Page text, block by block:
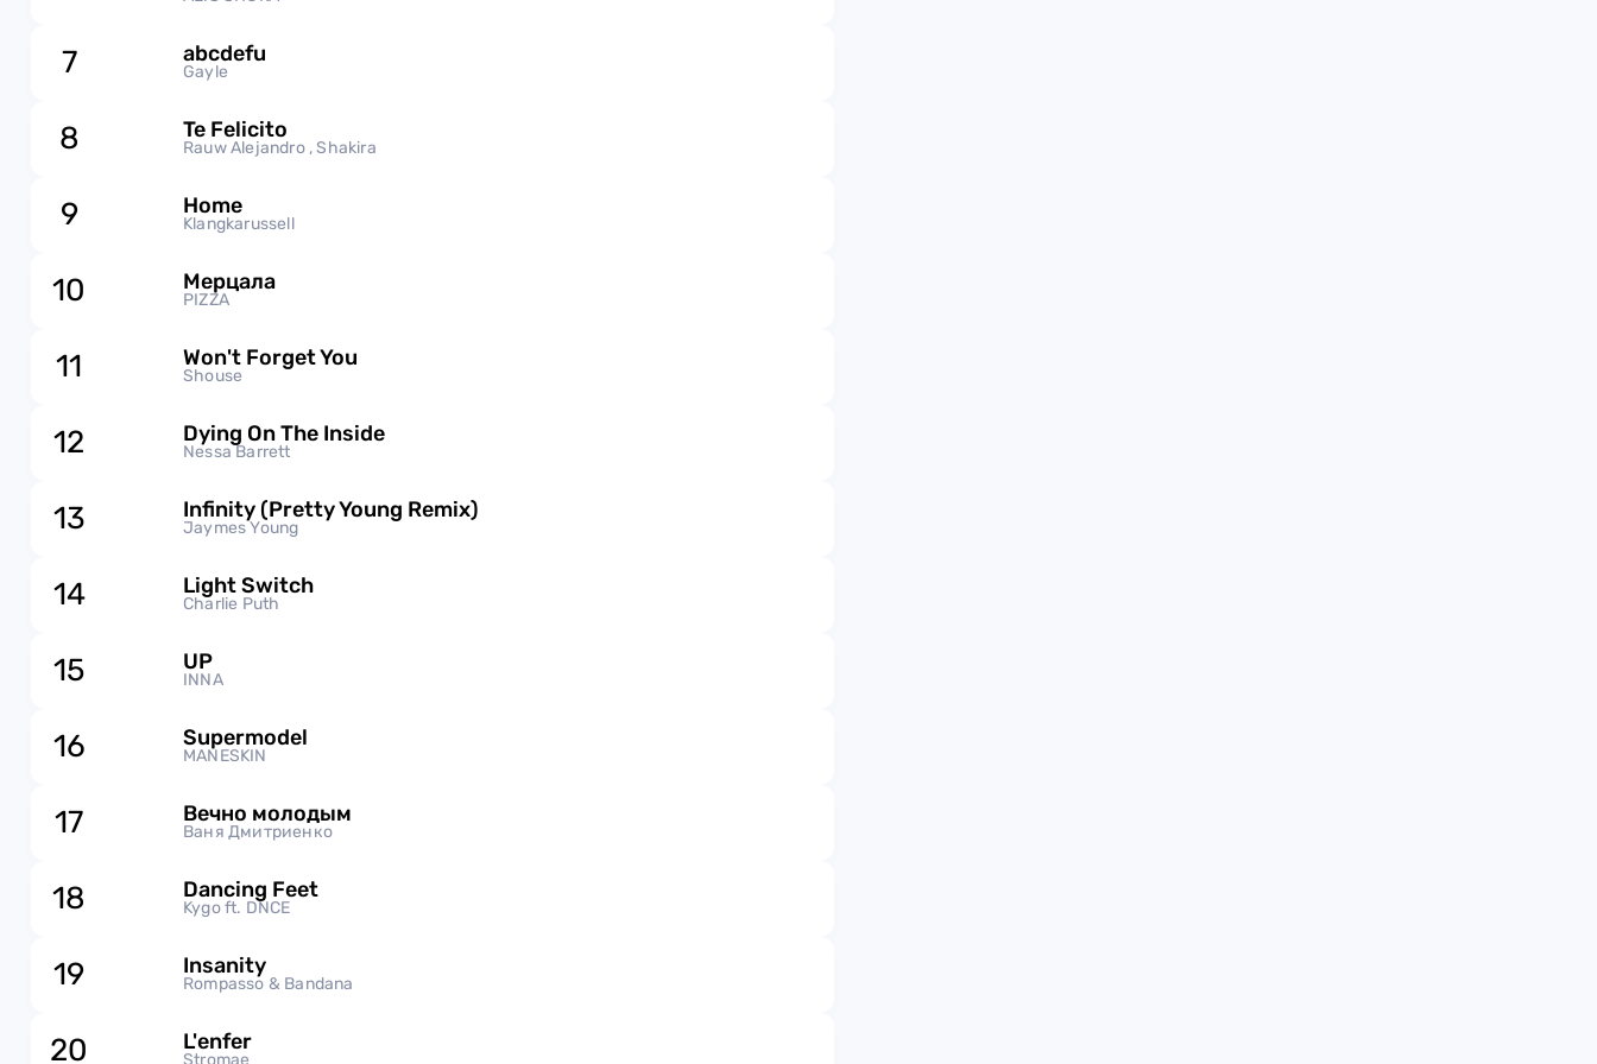
7 abcdefu
Gayle
8 Te Felicito
Rauw Alejandro , Shakira
9 Home
Klangkarussell
10 Мерцала
PIZZA
11 Won't Forget You
Shouse
12 Dying On The Inside
Nessa Barrett
13 Infinity (Pretty Young Remix)
Jaymes Young
14 Light Switch
Charlie Puth
15 UP
INNA
16 Supermodel
MANESKIN
17 Вечно молодым
Ваня Дмитриенко
18 Dancing Feet
Kygo ft. DNCE
19 Insanity
Rompasso & Bandana
20 L'enfer
Stromae